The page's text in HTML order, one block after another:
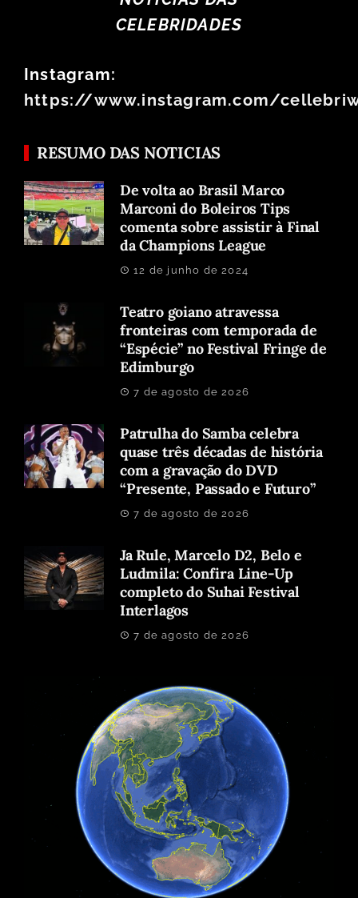
CELEBRIDADES
Instagram:
https://www.instagram.com/
RESUMO DAS NOTICIAS
De volta ao Brasil Marco
Marconi do Boleiros Tips
comenta sobre assistir à Final
da Champions League
12 de junho de 2024
Teatro goiano atravessa
fronteiras com temporada de
“Espécie” no Festival Fringe de
Edimburgo
7 de agosto de 2026
Patrulha do Samba celebra
quase três décadas de história
com a gravação do DVD
“Presente, Passado e Futuro”
7 de agosto de 2026
Ja Rule, Marcelo D2, Belo e
Ludmila: Confira Line-Up
completo do Suhai Festival
Interlagos
7 de agosto de 2026